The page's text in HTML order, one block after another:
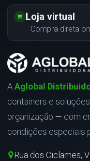
Loja virtual
Compra direta
AAglobal
containers e
organização — com
condições especiais
Rua dos Ciclames,